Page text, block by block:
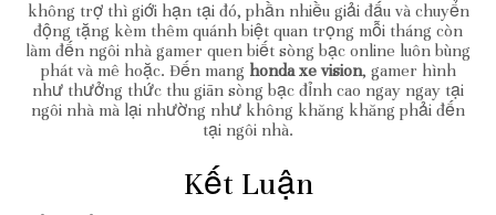
không trợ thì giới hạn tại đó, phần nhiều giải đấu và chuyển
động tặng kèm thêm quánh biệt quan trọng mỗi tháng còn
làm đến ngôi nhà gamer quen biết sòng bạc online luôn bùng
phát và mê hoặc. Đến mang honda xe vision, gamer hình
như thưởng thức thu giãn sòng bạc đỉnh cao ngay ngay tại
ngôi nhà mà lại nhường như không khăng khăng phải đến
tại ngôi nhà.
Kết Luận